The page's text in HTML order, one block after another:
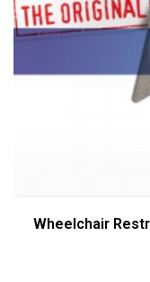
Wheelchair